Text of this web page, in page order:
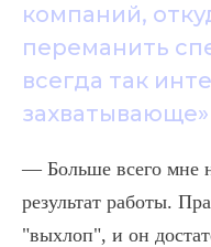
компаний,
переманить
всегда так
захватывающе»
— Больше всего мне
результат работы.
"выхлоп", и он